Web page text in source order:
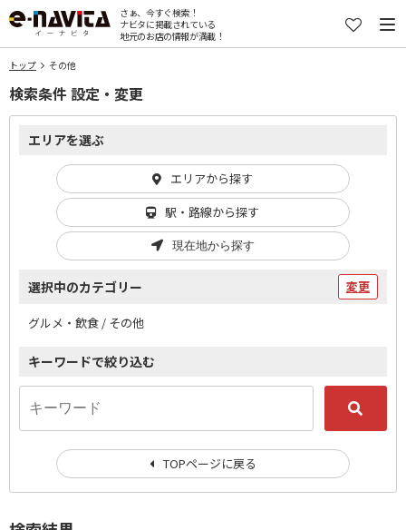
さぁ、今すぐ検索！
ナビタに掲載されている
地元のお店の情報が満載！
トップ その他
検索条件 設定・変更
エリアを選ぶ
エリアから探す
駅・路線から探す
現在地から探す
選択中のカテゴリー 変更
グルメ・飲食 / その他
キーワードで絞り込む
TOPページに戻る